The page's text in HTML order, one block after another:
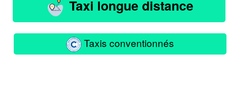
Taxi longue distance
Taxis conventionnés